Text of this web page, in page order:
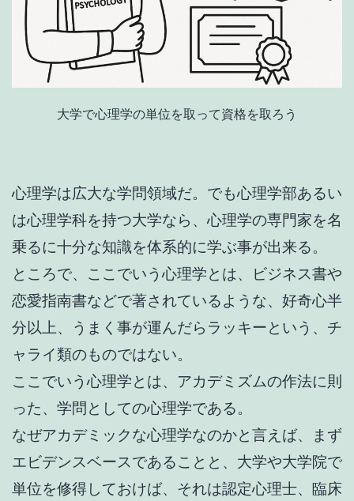
大学で心理学の単位を取って資格を取ろう
心理学は広大な学問領域だ。でも心理学部あるい
は心理学科を持つ大学なら、心理学の専門家を名
乗るに十分な知識を体系的に学ぶ事が出来る。
ところで、ここでいう心理学とは、ビジネス書や
恋愛指南書などで著されているような、好奇心半
分以上、うまく事が運んだらラッキーという、チ
ャライ類のものではない。
ここでいう心理学とは、アカデミズムの作法に則
った、学問としての心理学である。
なぜアカデミックな心理学なのかと言えば、まず
エビデンスベースであることと、大学や大学院で
単位を修得しておけば、それは認定心理士、臨床